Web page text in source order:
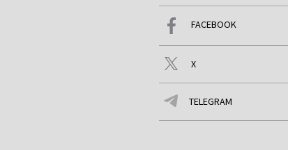
FACEBOOK
X
TELEGRAM